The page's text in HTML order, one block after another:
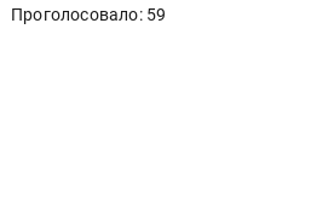
Проголосовало: 59